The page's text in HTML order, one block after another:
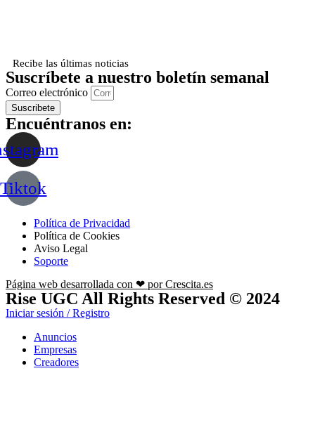
Recibe las últimas noticias
Suscríbete a nuestro boletín semanal
Correo electrónico
Suscribete
Encuéntranos en:
Tiktok
Política de Privacidad
Política de Cookies
Aviso Legal
Soporte
Página web desarrollada con ❤ por Crescita.es
Rise UGC All Rights Reserved © 2024
Iniciar sesión / Registro
Anuncios
Empresas
Creadores